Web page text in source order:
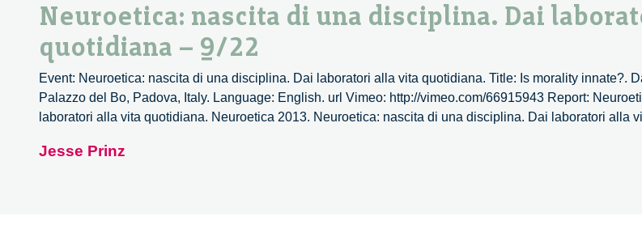
Neuroetica: nascita di una disciplina. Dai
quotidiana – 9/22
Event: Neuroetica: nascita di una disciplina. Dai laboratori alla vita quotidiana. Title: Is morality innate?.
Palazzo del Bo, Padova, Italy. Language: English. url Vimeo: http://vimeo.com/66915943 Report:
laboratori alla vita quotidiana. Neuroetica 2013. Neuroetica: nascita di una disciplina. Dai laboratori alla
Jesse Prinz